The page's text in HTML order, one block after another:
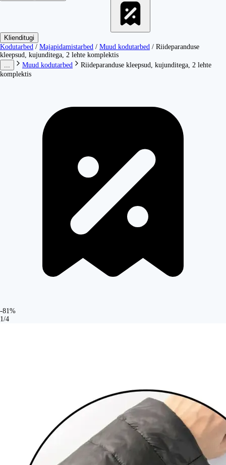
Klienditugi
Kodutarbed / Majapidamistarbed / Muud kodutarbed / Riideparanduse
kleepsud, kujunditega, 2 lehte komplektis
Muud kodutarbed
Riideparanduse kleepsud, kujunditega, 2 lehte
komplektis
-81%
1/4